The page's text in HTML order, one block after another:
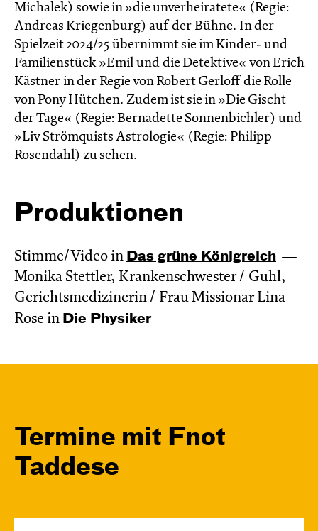
Michalek) sowie in »die unverheiratete« (Regie:
Andreas Kriegenburg) auf der Bühne. In der
Spielzeit 2024/25 übernimmt sie im Kinder- und
Familienstück »Emil und die Detektive« von Erich
Kästner in der Regie von Robert Gerloff die Rolle
von Pony Hütchen. Zudem ist sie in »Die Gischt
der Tage« (Regie: Bernadette Sonnenbichler) und
»Liv Strömquists Astrologie« (Regie: Philipp
Rosendahl) zu sehen.
Produktionen
Stimme/Video in Das grüne König­reich
Monika Stettler, Krankenschwester / Guhl,
Gerichtsmedizinerin / Frau Missionar Lina
Rose in Die Physiker
Termine mit Fnot
Taddese